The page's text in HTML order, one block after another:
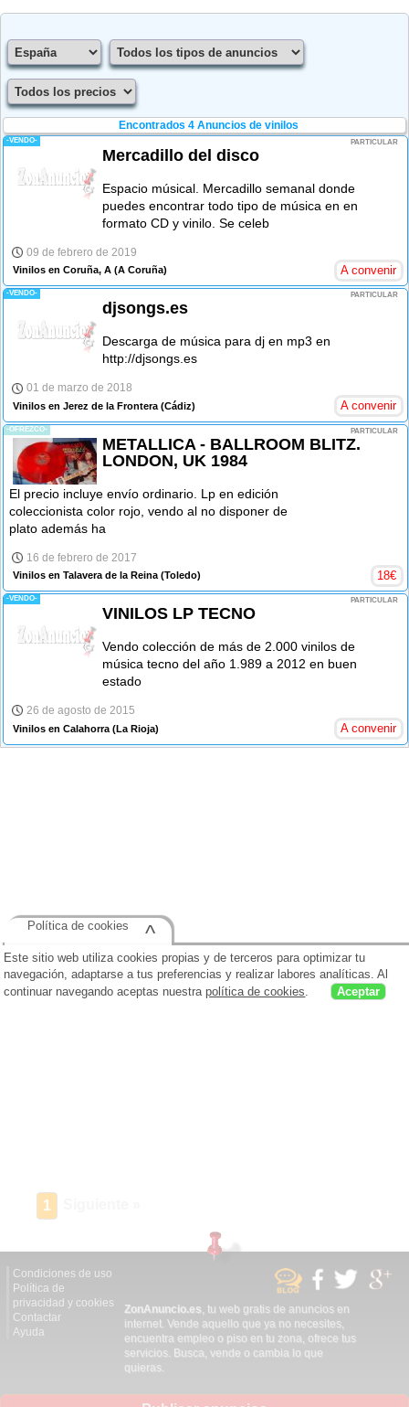
Encontrados 4 Anuncios de vinilos
-VENDO- PARTICULAR
Mercadillo del disco
Espacio músical. Mercadillo semanal donde
puedes encontrar todo tipo de música en en
formato CD y vinilo. Se celeb
09 de febrero de 2019
Vinilos en Coruña, A (A Coruña) A convenir
-VENDO- PARTICULAR
djsongs.es
Descarga de música para dj en mp3 en
http://djsongs.es
01 de marzo de 2018
Vinilos en Jerez de la Frontera (Cádiz) A convenir
-OFREZCO- PARTICULAR
METALLICA - BALLROOM BLITZ.
LONDON, UK 1984
El precio incluye envío ordinario. Lp en edición
coleccionista color rojo, vendo al no disponer de
plato además ha
16 de febrero de 2017
Vinilos en Talavera de la Reina (Toledo) 18€
-VENDO- PARTICULAR
VINILOS LP TECNO
Vendo colección de más de 2.000 vinilos de
música tecno del año 1.989 a 2012 en buen
estado
26 de agosto de 2015
Vinilos en Calahorra (La Rioja) A convenir
1
Condiciones de uso
Política de
privacidad y cookies
Contactar
Ayuda
ZonAnuncio.es, tu web gratis de anuncios en
internet. Vende aquello que ya no necesites,
encuentra empleo o piso en tu zona, ofrece tus
servicios. Busca, vende o cambia lo que
quieras.
Este sitio web utiliza cookies propias y de terceros para optimizar tu
navegación, adaptarse a tus preferencias y realizar labores analíticas. Al
continuar navegando aceptas nuestrapolítica de cookies. Aceptar
Política de cookies ^